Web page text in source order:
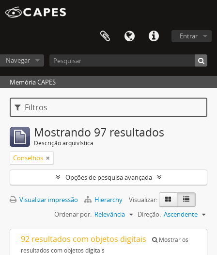
Entrar
Navegar
Memória CAPES
Filtros
Mostrando 97 resultados
Descrição arquivística
Conselhos
Opções de pesquisa avançada
Visualizar impressão Hierarchy
Visualizar:
Ordenar por: Relevância Direção: Ascendente
92 resultados com objetos digitais
Mostrar os
resultados com objetos digitais